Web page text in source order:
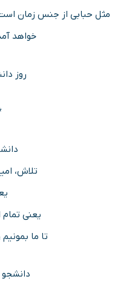
مثل حبابی از جنس زمان
خواهد
روز
تلاش،
یعنی تمام
تا ما بمونیم